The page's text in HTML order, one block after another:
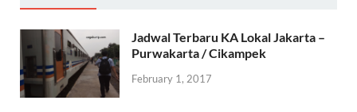
Jadwal Terbaru KA Lokal Jakarta –
Purwakarta / Cikampek
February 1, 2017